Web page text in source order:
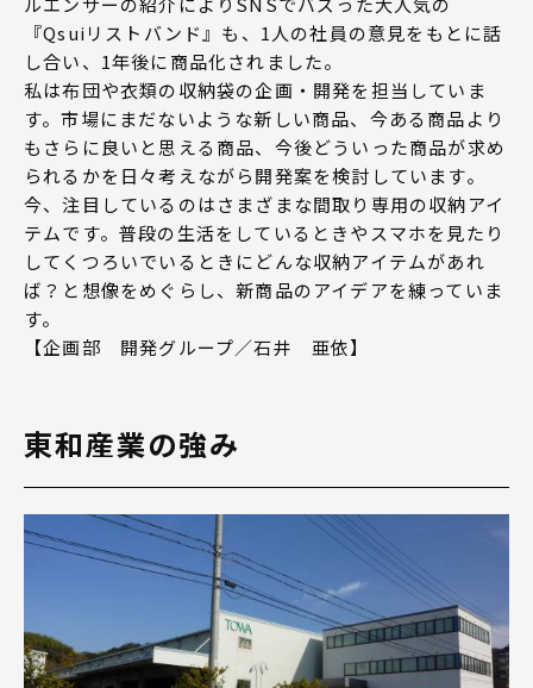
『Qsuiリストバンド』も、1人の社員の意見をもとに話
し合い、1年後に商品化されました。
私は布団や衣類の収納袋の企画・開発を担当していま
す。市場にまだないような新しい商品、今ある商品より
もさらに良いと思える商品、今後どういった商品が求め
られるかを日々考えながら開発案を検討しています。
今、注目しているのはさまざまな間取り専用の収納アイ
テムです。普段の生活をしているときやスマホを見たり
してくつろいでいるときにどんな収納アイテムがあれ
ば？と想像をめぐらし、新商品のアイデアを練っていま
す。
【企画部 開発グループ／石井 亜依】
東和産業の強み